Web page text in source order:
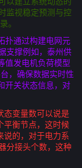
监视稳定预测与控
。
扑通过构建电网元
支撑例如，泰州供
值发电机负荷模型
，确保数据实时性
开关状态信息，对
态变量数可以说是
平衡节点，这时候
说的，对于电力系
分接头个数，这种